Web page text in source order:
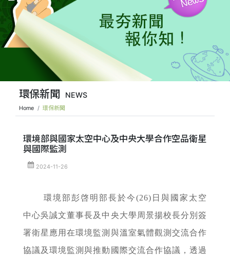
環保新聞 NEWS
Home 環保新聞
環境部與國家太空中心及中央大學合作空品衛星
與國際監測
2024-11-26
環境部彭啓明部長於今(26)日與國家太空
中心吳誠文董事長及中央大學周景揚校長分別簽
署衛星應用在環境監測與溫室氣體觀測交流合作
協議及環境監測與推動國際交流合作協議，透過